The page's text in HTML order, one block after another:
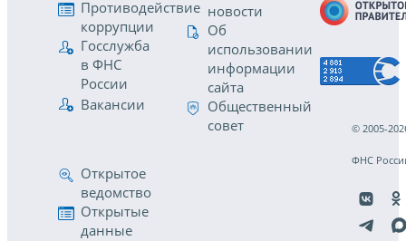
Противодействие
коррупции
Госслужба
в ФНС
России
Вакансии
новости
Об
использовании
информации
сайта
Общественный
совет
Открытое
ведомство
Открытые
данные
© 2005-
ФНС